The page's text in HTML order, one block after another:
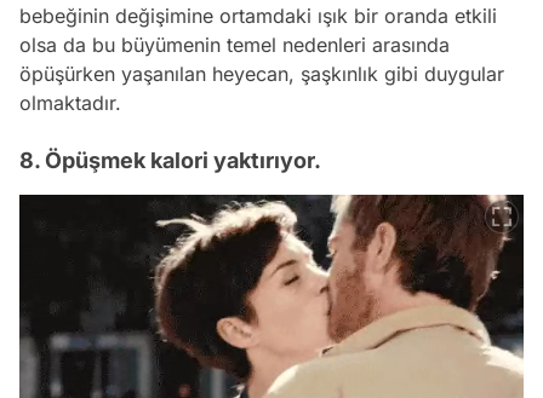
bebeğinin değişimine ortamdaki ışık bir oranda etkili
olsa da bu büyümenin temel nedenleri arasında
öpüşürken yaşanılan heyecan, şaşkınlık gibi duygular
olmaktadır.
8. Öpüşmek kalori yaktırıyor.